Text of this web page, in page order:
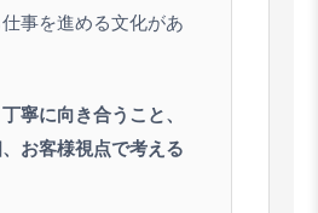
事を進める文化があ
丁寧に向き合うこと、
お客様視点で考える